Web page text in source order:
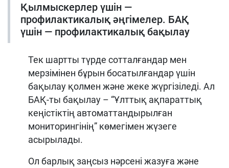
Қылмыскерлер үшін —
профилактикалық әңгімелер. БАҚ
үшін — профилактикалық бақылау
Тек шартты түрде сотталғандар мен
мерзімінен бұрын босатылғандар үшін
бақылау қолмен және жеке жүргізіледі. Ал
БАҚ-ты бақылау – “Ұлттық ақпараттық
кеңістіктің автоматтандырылған
мониторингінің” көмегімен жүзеге
асырылады.
Ол барлық заңсыз нәрсені жазуға және